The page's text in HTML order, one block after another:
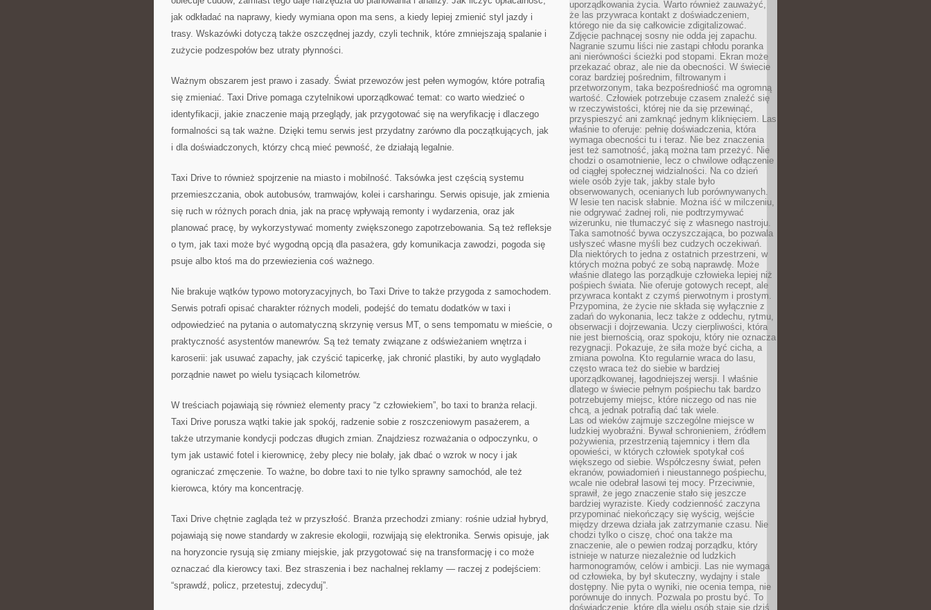
jak odkładać na naprawy, kiedy wymiana opon ma sens, a kiedy lepiej zmienić styl jazdy i
trasy. Wskazówki dotyczą także oszczędnej jazdy, czyli technik, które zmniejszają spalanie i
zużycie podzespołów bez utraty płynności.
Ważnym obszarem jest prawo i zasady. Świat przewozów jest pełen wymogów, które potrafią
się zmieniać. Taxi Drive pomaga czytelnikowi uporządkować temat: co warto wiedzieć o
identyfikacji, jakie znaczenie mają przeglądy, jak przygotować się na weryfikację i dlaczego
formalności są tak ważne. Dzięki temu serwis jest przydatny zarówno dla początkujących, jak
i dla doświadczonych, którzy chcą mieć pewność, że działają legalnie.
Taxi Drive to również spojrzenie na miasto i mobilność. Taksówka jest częścią systemu
przemieszczania, obok autobusów, tramwajów, kolei i carsharingu. Serwis opisuje, jak zmienia
się ruch w różnych porach dnia, jak na pracę wpływają remonty i wydarzenia, oraz jak
planować pracę, by wykorzystywać momenty zwiększonego zapotrzebowania. Są też refleksje
o tym, jak taxi może być wygodną opcją dla pasażera, gdy komunikacja zawodzi, pogoda się
psuje albo ktoś ma do przewiezienia coś ważnego.
Nie brakuje wątków typowo motoryzacyjnych, bo Taxi Drive to także przygoda z samochodem.
Serwis potrafi opisać charakter różnych modeli, podejść do tematu dodatków w taxi i
odpowiedzieć na pytania o automatyczną skrzynię versus MT, o sens tempomatu w mieście, o
praktyczność asystentów manewrów. Są też tematy związane z odświeżaniem wnętrza i
karoserii: jak usuwać zapachy, jak czyścić tapicerkę, jak chronić plastiki, by auto wyglądało
porządnie nawet po wielu tysiącach kilometrów.
W treściach pojawiają się również elementy pracy “z człowiekiem”, bo taxi to branża relacji.
Taxi Drive porusza wątki takie jak spokój, radzenie sobie z roszczeniowym pasażerem, a
także utrzymanie kondycji podczas długich zmian. Znajdziesz rozważania o odpoczynku, o
tym jak ustawić fotel i kierownicę, żeby plecy nie bolały, jak dbać o wzrok w nocy i jak
ograniczać zmęczenie. To ważne, bo dobre taxi to nie tylko sprawny samochód, ale też
kierowca, który ma koncentrację.
Taxi Drive chętnie zagląda też w przyszłość. Branża przechodzi zmiany: rośnie udział hybryd,
pojawiają się nowe standardy w zakresie ekologii, rozwijają się elektronika. Serwis opisuje, jak
na horyzoncie rysują się zmiany miejskie, jak przygotować się na transformację i co może
oznaczać dla kierowcy taxi. Bez straszenia i bez nachalnej reklamy — raczej z podejściem:
“sprawdź, policz, przetestuj, zdecyduj”.
uporządkowania życia. Warto również zauważyć,
że las przywraca kontakt z doświadczeniem,
którego nie da się całkowicie zdigitalizować.
Zdjęcie pachnącej sosny nie odda jej zapachu.
Nagranie szumu liści nie zastąpi chłodu poranka
ani nierówności ścieżki pod stopami. Ekran może
przekazać obraz, ale nie da obecności. W świecie
coraz bardziej pośrednim, filtrowanym i
przetworzonym, taka bezpośredniość ma ogromną
wartość. Człowiek potrzebuje czasem znaleźć się
w rzeczywistości, której nie da się przewinąć,
przyspieszyć ani zamknąć jednym kliknięciem. Las
właśnie to oferuje: pełnię doświadczenia, która
wymaga obecności tu i teraz. Nie bez znaczenia
jest też samotność, jaką można tam przeżyć. Nie
chodzi o osamotnienie, lecz o chwilowe odłączenie
od ciągłej społecznej widzialności. Na co dzień
wiele osób żyje tak, jakby stale było
obserwowanych, ocenianych lub porównywanych.
W lesie ten nacisk słabnie. Można iść w milczeniu,
nie odgrywać żadnej roli, nie podtrzymywać
wizerunku, nie tłumaczyć się z własnego nastroju.
Taka samotność bywa oczyszczająca, bo pozwala
usłyszeć własne myśli bez cudzych oczekiwań.
Dla niektórych to jedna z ostatnich przestrzeni, w
których można pobyć ze sobą naprawdę. Może
właśnie dlatego las porządkuje człowieka lepiej niż
pośpiech świata. Nie oferuje gotowych recept, ale
przywraca kontakt z czymś pierwotnym i prostym.
Przypomina, że życie nie składa się wyłącznie z
zadań do wykonania, lecz także z oddechu, rytmu,
obserwacji i dojrzewania. Uczy cierpliwości, która
nie jest biernością, oraz spokoju, który nie oznacza
rezygnacji. Pokazuje, że siła może być cicha, a
zmiana powolna. Kto regularnie wraca do lasu,
często wraca też do siebie w bardziej
uporządkowanej, łagodniejszej wersji. I właśnie
dlatego w świecie pełnym pośpiechu tak bardzo
potrzebujemy miejsc, które niczego od nas nie
chcą, a jednak potrafią dać tak wiele.
Las od wieków zajmuje szczególne miejsce w
ludzkiej wyobraźni. Bywał schronieniem, źródłem
pożywienia, przestrzenią tajemnicy i tłem dla
opowieści, w których człowiek spotykał coś
większego od siebie. Współczesny świat, pełen
ekranów, powiadomień i nieustannego pośpiechu,
wcale nie odebrał lasowi tej mocy. Przeciwnie,
sprawił, że jego znaczenie stało się jeszcze
bardziej wyraziste. Kiedy codzienność zaczyna
przypominać niekończący się wyścig, wejście
między drzewa działa jak zatrzymanie czasu. Nie
chodzi tylko o ciszę, choć ona także ma
znaczenie, ale o pewien rodzaj porządku, który
istnieje w naturze niezależnie od ludzkich
harmonogramów, celów i ambicji. Las nie wymaga
od człowieka, by był skuteczny, wydajny i stale
dostępny. Nie pyta o wyniki, nie ocenia tempa, nie
porównuje do innych. Pozwala po prostu być. To
doświadczenie, które dla wielu osób staje się dziś